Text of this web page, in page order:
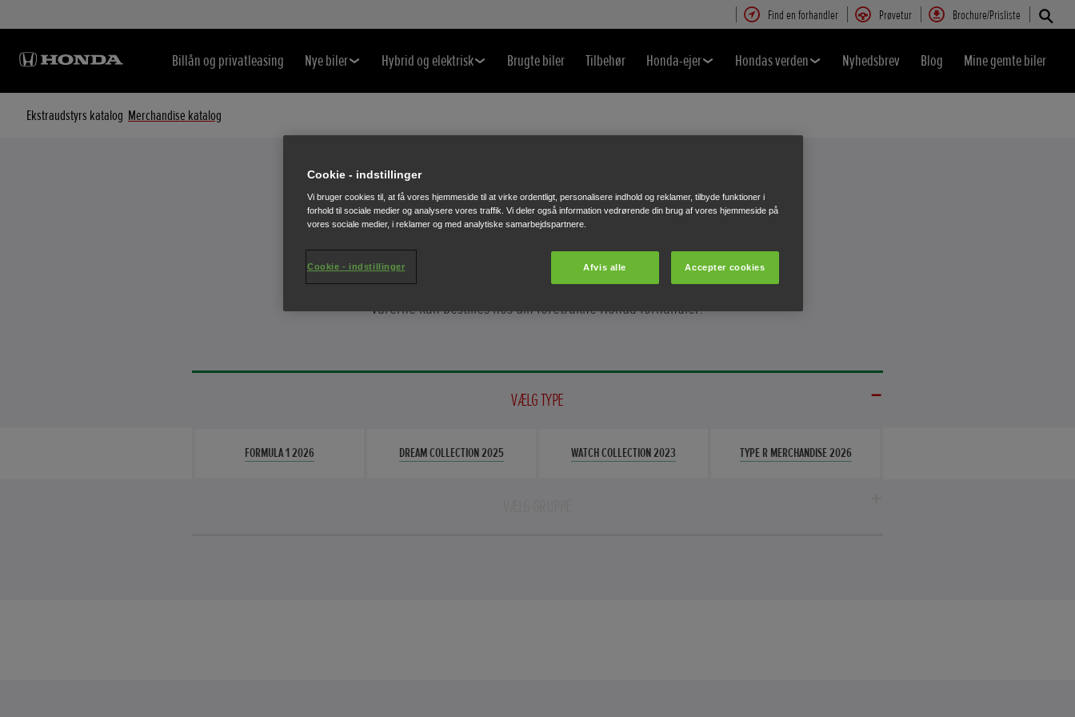
Find en forhandler Prøvetur Brochure/Prisliste
Billån og privatleasing Nye biler Hybrid og elektrisk Brugte biler Tilbehør Honda-ejer Hondas verden Nyhedsbrev Blog Mine gemte biler
Ekstraudstyrs katalog Merchandise katalog
EKSTRAUDSTYR & MERCHANDISE
MERCHANDISE KATALOG
Varerne kan bestilles hos din foretrukne Honda forhandler.
VÆLG TYPE
FORMULA 1 2026 DREAM COLLECTION 2025 WATCH COLLECTION 2023 TYPE R MERCHANDISE 2026
Cookie - indstillinger
Vi bruger cookies til, at få vores hjemmeside til at virke ordentligt, personalisere indhold og reklamer, tilbyde funktioner i
forhold til sociale medier og analysere vores traffik. Vi deler også information vedrørende din brug af vores hjemmeside på
vores sociale medier, i reklamer og med analytiske samarbejdspartnere.
Afvis alle Accepter cookies
Cookie - indstillinger